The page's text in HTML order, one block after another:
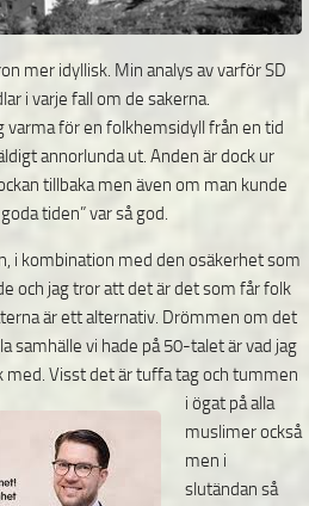
mer idyllisk. Min analys av varför SD
i varje fall om de sakerna.
varma för en folkhemsidyll från en tid
annorlunda ut. Anden är dock ur
tillbaka men även om man kunde
tiden” var så god.
i kombination med den osäkerhet som
och jag tror att det är det som får folk
är ett alternativ. Drömmen om det
samhälle vi hade på 50-talet är vad jag
med. Visst det är tuffa tag och tummen
i ögat på alla
muslimer också
men i
slutändan så